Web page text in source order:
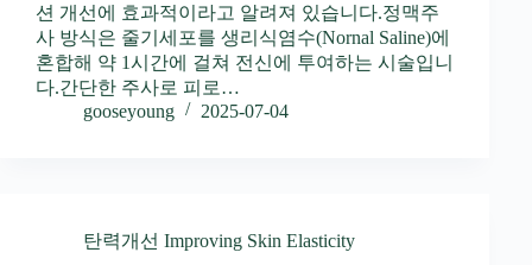
션 개선에 효과적이라고 알려져 있습니다.정맥주
사 방식은 줄기세포를 생리식염수(Nornal Saline)에
혼합해 약 1시간에 걸쳐 전신에 투여하는 시술입니
다.간단한 주사로 피로…
gooseyoung
2025-07-04
탄력개선 Improving Skin Elasticity